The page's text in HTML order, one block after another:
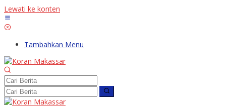
Lewati ke konten
Tambahkan Menu